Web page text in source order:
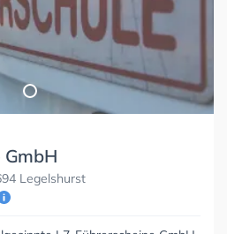
Legelshurst